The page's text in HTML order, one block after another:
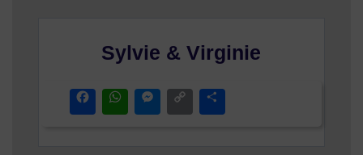
Sylvie & Virginie
Facebook
WhatsApp
Messenger
Copy